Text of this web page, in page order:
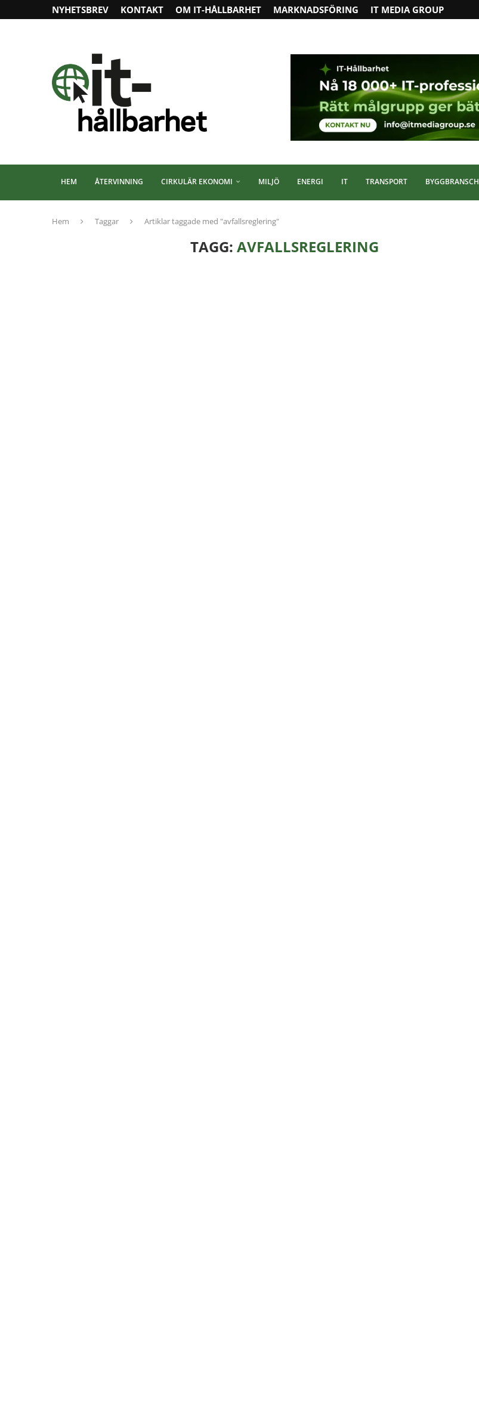
NYHETSBREV KONTAKT OM IT-HÅLLBARHET MARKNADSFÖRING IT MEDIA GROUP
HEM ÅTERVINNING CIRKULÄR EKONOMI MILJÖ ENERGI IT TRANSPORT BYGGBRANSCH
Hem Taggar Artiklar taggade med "avfallsreglering"
TAGG: AVFALLSREGLERING